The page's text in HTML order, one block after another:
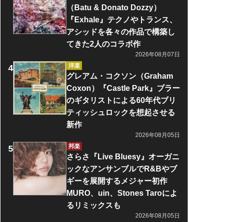
（Batu & Donato Dozzy）
『Exhale』テクノやトランス、
アシッドを各々の作品で構築し
てきた2人のコラボ作
2026年08月07日
洋楽
グレアム・コクソン（Graham
Coxon）『Castle Park』ブラー
のギタリストによる60年代ブリ
ティッシュロックを想起させる
新作
2026年08月05日
邦楽
さらさ『Live Bluesy』オーガニ
ックなアンサンブルでR&Bやブ
ギーを展開するメジャー初作
MURO、uin、Stones Taroによ
るリミックスも
2026年08月05日